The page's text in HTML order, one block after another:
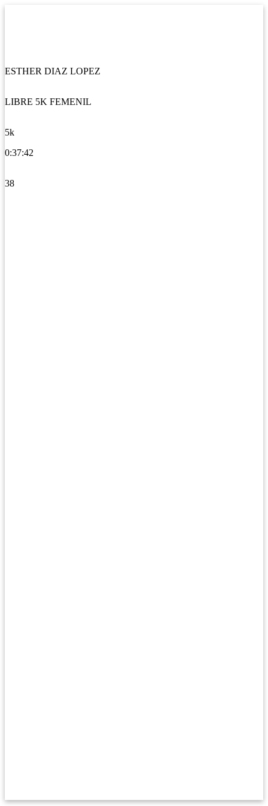
ESTHER DIAZ LOPEZ
LIBRE 5K FEMENIL
5k
0:37:42
38